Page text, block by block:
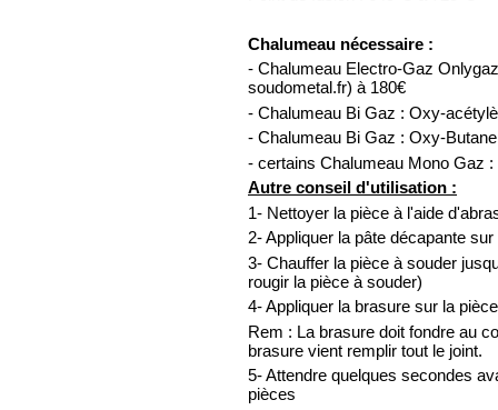
Chalumeau nécessaire :
- Chalumeau Electro-Gaz
soudometal.fr) à 180€
- Chalumeau Bi Gaz : Oxy-
- Chalumeau Bi Gaz : Oxy-
- certains Chalumeau Mono Gaz
Autre conseil d'utilisation :
1- Nettoyer la pièce à l'aide
2- Appliquer la pâte décapante
3- Chauffer la pièce à souder
rougir la pièce à souder)
4- Appliquer la brasure sur la
Rem : La brasure doit fondre au
brasure vient remplir tout le joint.
5- Attendre quelques secondes
pièces